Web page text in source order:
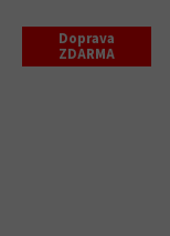
Doprava
ZDARMA